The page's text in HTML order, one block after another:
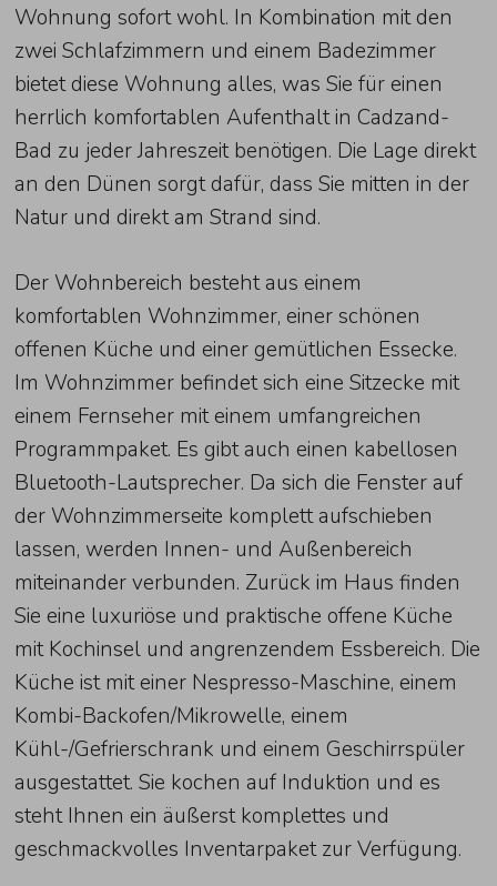
Wohnung sofort wohl. In Kombination mit den
zwei Schlafzimmern und einem Badezimmer
bietet diese Wohnung alles, was Sie für einen
herrlich komfortablen Aufenthalt in Cadzand-
Bad zu jeder Jahreszeit benötigen. Die Lage direkt
an den Dünen sorgt dafür, dass Sie mitten in der
Natur und direkt am Strand sind.
Der Wohnbereich besteht aus einem
komfortablen Wohnzimmer, einer schönen
offenen Küche und einer gemütlichen Essecke.
Im Wohnzimmer befindet sich eine Sitzecke mit
einem Fernseher mit einem umfangreichen
Programmpaket. Es gibt auch einen kabellosen
Bluetooth-Lautsprecher. Da sich die Fenster auf
der Wohnzimmerseite komplett aufschieben
lassen, werden Innen- und Außenbereich
miteinander verbunden. Zurück im Haus finden
Sie eine luxuriöse und praktische offene Küche
mit Kochinsel und angrenzendem Essbereich. Die
Küche ist mit einer Nespresso-Maschine, einem
Kombi-Backofen/Mikrowelle, einem
Kühl-/Gefrierschrank und einem Geschirrspüler
ausgestattet. Sie kochen auf Induktion und es
steht Ihnen ein äußerst komplettes und
geschmackvolles Inventarpaket zur Verfügung.